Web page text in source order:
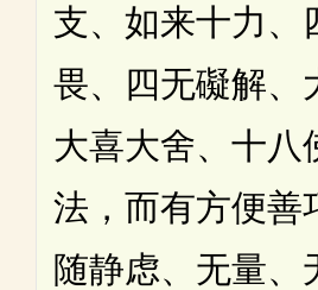
支、如来十力、
畏、四无礙解、
大喜大舍、十八
法，而有方便善
随静虑、无量、